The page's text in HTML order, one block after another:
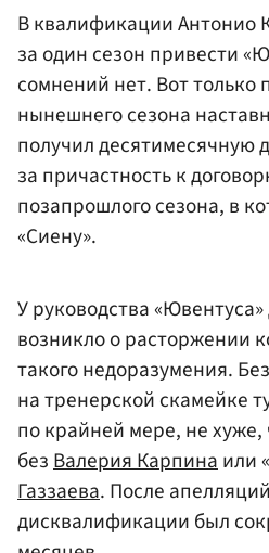
В квалификации Антонио
за один сезон привести
сомнений нет. Вот только
нынешнего сезона
получил
за причастность к
позапрошлого сезона, в
«Сиену».
У руководства
возникло о расторжении
такого недоразумения.
на тренерской скамейке
по крайней мере, не хуже,
безВалерия Карпинаили
Газзаева. После
дисквалификации был